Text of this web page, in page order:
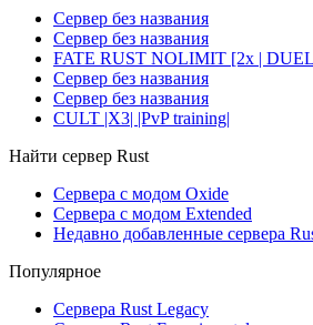
Сервер без названия
Сервер без названия
FATE RUST NOLIMIT [2x |
Сервер без названия
Сервер без названия
CULT |X3| |PvP training|
Найти сервер Rust
Сервера с модом Oxide
Сервера с модом Extended
Недавно добавленные сервера
Популярное
Сервера Rust Legacy